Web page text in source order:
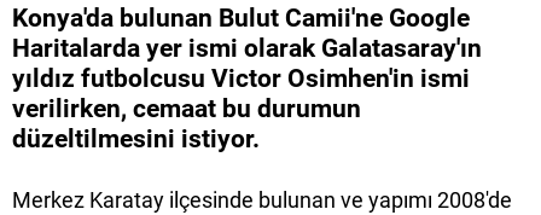
Konya'da bulunan Bulut Camii'ne Google
Haritalarda yer ismi olarak Galatasaray'ın
yıldız futbolcusu Victor Osimhen'in ismi
verilirken, cemaat bu durumun
düzeltilmesini istiyor.
Merkez Karatay ilçesinde bulunan ve yapımı 2008'de